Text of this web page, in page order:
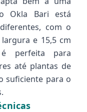
Okla Bari está
com o
e 15,5 cm
perfeita para
até plantas de
suficiente para o